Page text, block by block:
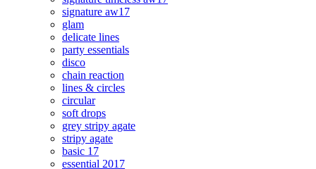
signature aw17
glam
delicate lines
party essentials
disco
chain reaction
lines & circles
circular
soft drops
grey stripy agate
stripy agate
basic 17
essential 2017